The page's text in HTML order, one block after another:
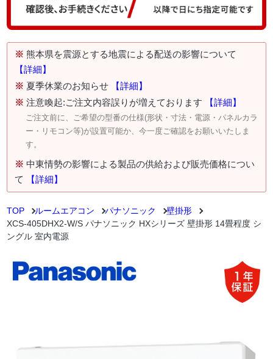
※ 熊本県を震源とする地震による配送の影響について
【詳細】
※ 夏季休業のお知らせ
【詳細】
※ 注意喚起:ご注文内容誤りが増えております 【詳細】
ご注文前に、ご希望の型番の仕様(形状・寸法・電源・パネルカラ
ー・リモコン等)が設置可能か、今一度ご確認をお願いいたしま
す。
※ 中東情勢の影響による製品の供給および販売価格につい
て
【詳細】
TOP ルームエアコン パナソニック
壁掛形
XCS-405DHX2-W/S パナソニック HXシリーズ 壁掛形 14畳程度 シ
ングル 室内電源